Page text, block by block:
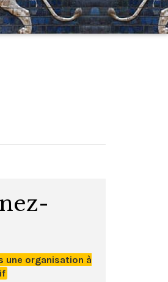
une organisation à